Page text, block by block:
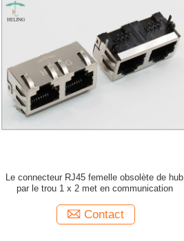
Le connecteur RJ45 femelle obsolète de hub
par le trou 1 x 2 met en communication
Contact